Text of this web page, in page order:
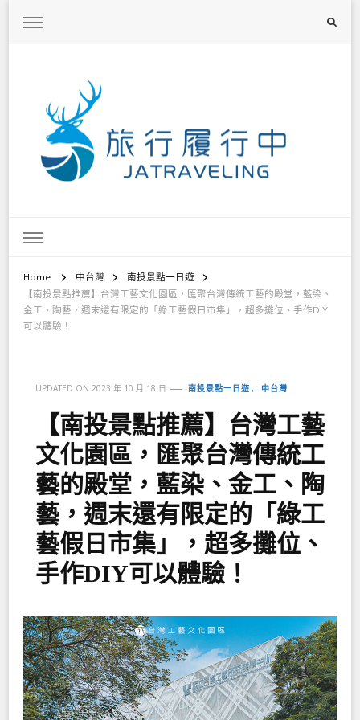
Home 中台灣
南投景點一日遊
【南投景點推薦】台灣工藝文化園區，匯聚台灣傳統工藝的殿堂，藍染、
金工、陶藝，週末還有限定的「綠工藝假日市集」，超多攤位、手作DIY
可以體驗！
UPDATED ON 2023 年 10 月 18 日 南投景點一日遊 中台灣
【南投景點推薦】台灣工藝
文化園區，匯聚台灣傳統工
藝的殿堂，藍染、金工、陶
藝，週末還有限定的「綠工
藝假日市集」，超多攤位、
手作DIY可以體驗！